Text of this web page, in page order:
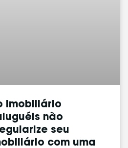
Imobiliário
não
seu
com uma